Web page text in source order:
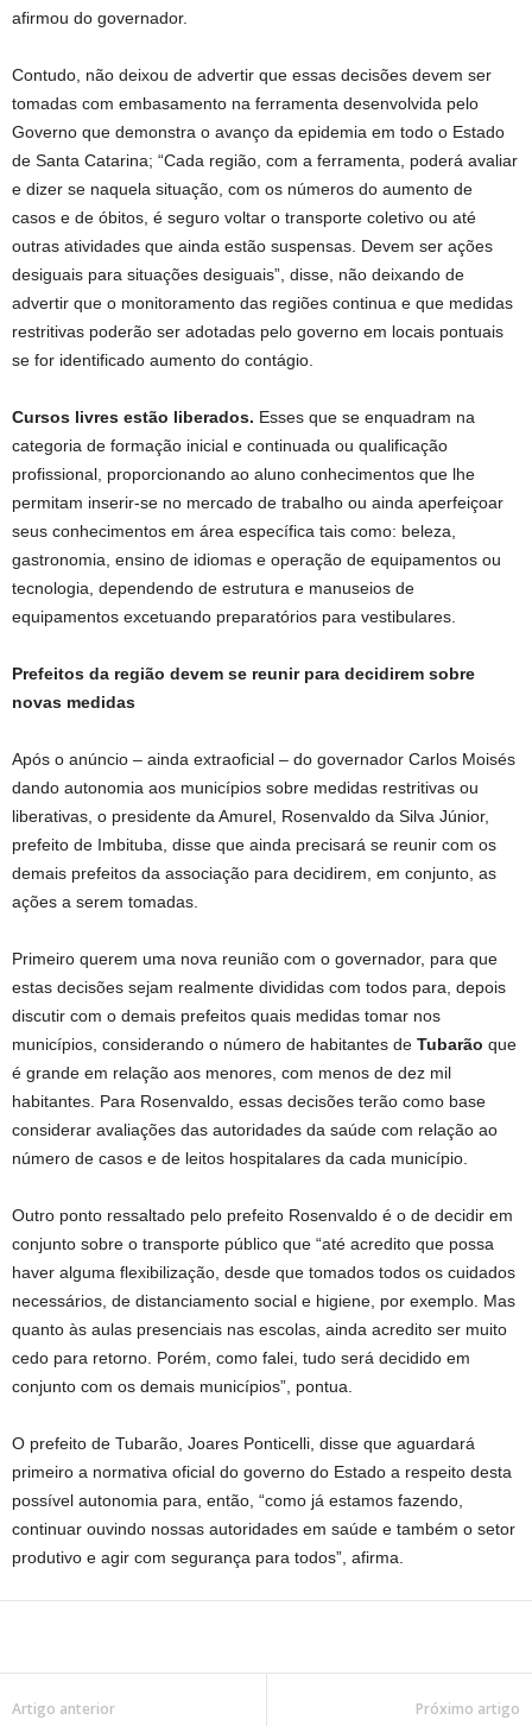
afirmou do governador.
Contudo, não deixou de advertir que essas decisões devem ser
tomadas com embasamento na ferramenta desenvolvida pelo
Governo que demonstra o avanço da epidemia em todo o Estado
de Santa Catarina; “Cada região, com a ferramenta, poderá avaliar
e dizer se naquela situação, com os números do aumento de
casos e de óbitos, é seguro voltar o transporte coletivo ou até
outras atividades que ainda estão suspensas. Devem ser ações
desiguais para situações desiguais”, disse, não deixando de
advertir que o monitoramento das regiões continua e que medidas
restritivas poderão ser adotadas pelo governo em locais pontuais
se for identificado aumento do contágio.
Cursos livres estão liberados. Esses que se enquadram na
categoria de formação inicial e continuada ou qualificação
profissional, proporcionando ao aluno conhecimentos que lhe
permitam inserir-se no mercado de trabalho ou ainda aperfeiçoar
seus conhecimentos em área específica tais como: beleza,
gastronomia, ensino de idiomas e operação de equipamentos ou
tecnologia, dependendo de estrutura e manuseios de
equipamentos excetuando preparatórios para vestibulares.
Prefeitos da região devem se reunir para decidirem sobre
novas medidas
Após o anúncio – ainda extraoficial – do governador Carlos Moisés
dando autonomia aos municípios sobre medidas restritivas ou
liberativas, o presidente da Amurel, Rosenvaldo da Silva Júnior,
prefeito de Imbituba, disse que ainda precisará se reunir com os
demais prefeitos da associação para decidirem, em conjunto, as
ações a serem tomadas.
Primeiro querem uma nova reunião com o governador, para que
estas decisões sejam realmente divididas com todos para, depois
discutir com o demais prefeitos quais medidas tomar nos
municípios, considerando o número de habitantes de Tubarão que
é grande em relação aos menores, com menos de dez mil
habitantes. Para Rosenvaldo, essas decisões terão como base
considerar avaliações das autoridades da saúde com relação ao
número de casos e de leitos hospitalares da cada município.
Outro ponto ressaltado pelo prefeito Rosenvaldo é o de decidir em
conjunto sobre o transporte público que “até acredito que possa
haver alguma flexibilização, desde que tomados todos os cuidados
necessários, de distanciamento social e higiene, por exemplo. Mas
quanto às aulas presenciais nas escolas, ainda acredito ser muito
cedo para retorno. Porém, como falei, tudo será decidido em
conjunto com os demais municípios”, pontua.
O prefeito de Tubarão, Joares Ponticelli, disse que aguardará
primeiro a normativa oficial do governo do Estado a respeito desta
possível autonomia para, então, “como já estamos fazendo,
continuar ouvindo nossas autoridades em saúde e também o setor
produtivo e agir com segurança para todos”, afirma.
Artigo anterior Próximo artigo